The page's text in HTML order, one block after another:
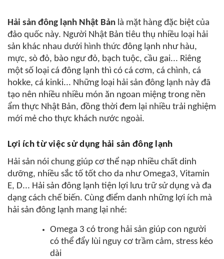
Hải sản đông lạnh Nhật Bản là mặt hàng đặc biệt của
đảo quốc này. Người Nhật Bản tiêu thụ nhiều loại hải
sản khác nhau dưới hình thức đông lạnh như hàu,
mực, sò đỏ, bào ngư đỏ, bạch tuộc, cầu gai... Riêng
một số loại cá đông lạnh thì có cá cơm, cá chình, cá
hokke, cá kinki... Những loại hải sản đông lạnh này đã
tạo nên nhiều nhiều món ăn ngoan miệng trong nền
ẩm thực Nhật Bản, đồng thời đem lại nhiều trải nghiệm
mới mẻ cho thực khách nước ngoài.
Lợi ích từ việc sử dụng hải sản đông lạnh
Hải sản nói chung giúp cơ thể nạp nhiều chất dinh
dưỡng, nhiều sắc tố tốt cho da như Omega3, Vitamin
E, D... Hải sản đông lạnh tiện lợi lưu trữ sử dụng và đa
dạng cách chế biến. Cùng điểm danh những lợi ích mà
hải sản đông lạnh mang lại nhé:
Omega 3 có trong hải sản giúp con người
có thể đẩy lùi nguy cơ trầm cảm, stress kéo
dài